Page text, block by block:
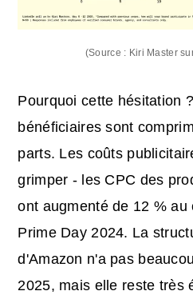
(Source : Kiri Master
Pourquoi cette hésitation
bénéficiaires sont
parts. Les coûts
grimper - les CPC des
ont augmenté de 12 % au
Prime Day 2024. La
d'Amazon n'a pas
2025, mais elle reste très